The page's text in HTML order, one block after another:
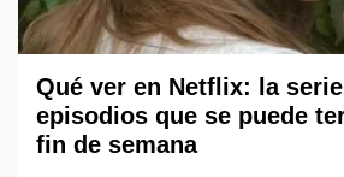
Qué ver en Netflix: la
episodios que se puede
fin de semana